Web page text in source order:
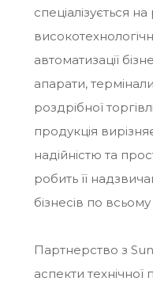
спеціалізується
автоматизації
апарати,
роздрібної
продукція
надійністю та
робить її
бізнесів по всьому
Партнерство з
аспекти технічної